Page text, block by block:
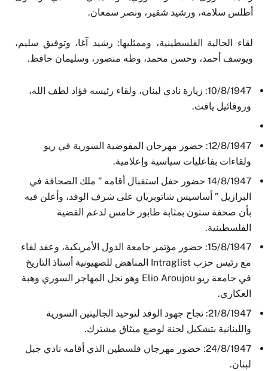
أطلس سلامة، ورشيد شقير، ونصر سمعان.
لقاء الجالية الفلسطينية، وممثليها: رشيد آغا، وتوفيق سليم،
ويوسف أحمد، وحسن محمد، وطه منصور، وسليمان حافظ.
10/8/1947: زيارة نادي لبنان، ولقاء رئيسه فؤاد لطف الله،
وروفائيل يافث.
12/8/1947: حضور مهرجان المفوضية السورية في ريو
ولقاءات بفاعليات سياسية وإعلامية.
14/8/1947 حضور حفل استقبال أقامه ” ملك الصحافة في
البرازيل ” أساسيس شاتوبريان على شرف الوفد، وأعلن فيه
بأن صحفة ستون بمثابة طابور خامس لدعم القضية
الفلسطينية.
15/8/1947: حضور مؤتمر جامعة الدول الأمريكية، وعقد لقاء
مع رئيس حزب Intraglist المناهض للصهيونية أستاذ التاريخ
في جامعة ريو Elio Aroujou وهو نجل المهاجر السوري وهبة
العكاري.
21/8/1947: نجاح جهود الوفد لتوحيد الجاليتين السورية
واللبنانية بتشكيل لجنة لوضع ميثاق مشترك.
24/8/1947: حضور مهرجان فلسطين الذي أقامه نادي جبل
لبنان.